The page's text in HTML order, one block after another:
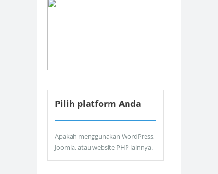
Pilih platform Anda
Apakah menggunakan WordPress,
Joomla, atau website PHP lainnya.